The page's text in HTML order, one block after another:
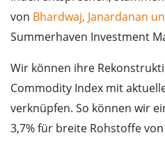
von Bhardwaj, Janardanan
Summerhaven Investment
Wir können ihre
Commodity Index mit
verknüpfen. So können wir
3,7% für breite Rohstoffe